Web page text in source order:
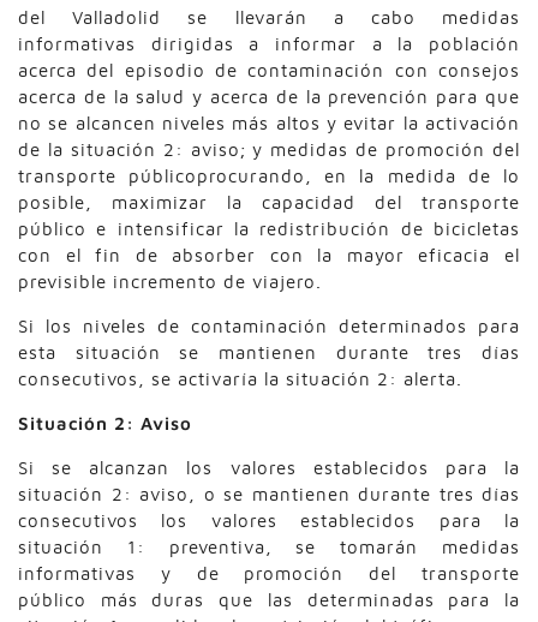
del Valladolid se llevarán a cabo medidas
informativas dirigidas a informar a la población
acerca del episodio de contaminación con consejos
acerca de la salud y acerca de la prevención para que
no se alcancen niveles más altos y evitar la activación
de la situación 2: aviso; y medidas de promoción del
transporte públicoprocurando, en la medida de lo
posible, maximizar la capacidad del transporte
público e intensificar la redistribución de bicicletas
con el fin de absorber con la mayor eficacia el
previsible incremento de viajero.
Si los niveles de contaminación determinados para
esta situación se mantienen durante tres días
consecutivos, se activaría la situación 2: alerta.
Situación 2: Aviso
Si se alcanzan los valores establecidos para la
situación 2: aviso, o se mantienen durante tres días
consecutivos los valores establecidos para la
situación 1: preventiva, se tomarán medidas
informativas y de promoción del transporte
público más duras que las determinadas para la